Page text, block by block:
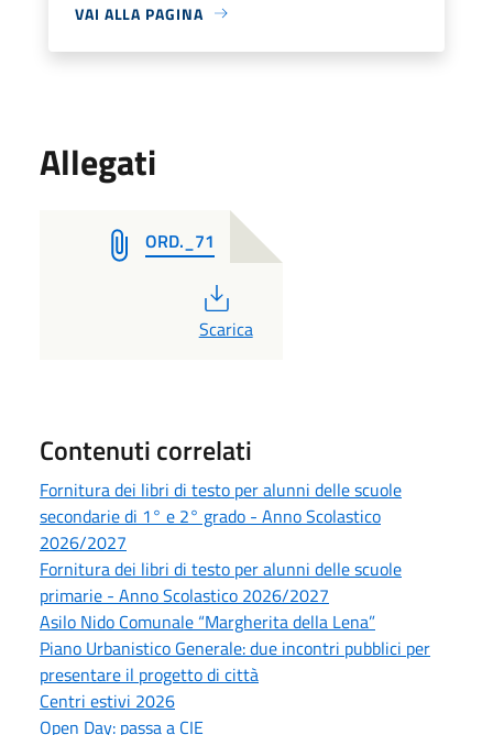
VAI ALLA PAGINA
Allegati
ORD._71
PDF
Scarica
Contenuti correlati
Fornitura dei libri di testo per alunni delle scuole
secondarie di 1° e 2° grado - Anno Scolastico
2026/2027
Fornitura dei libri di testo per alunni delle scuole
primarie - Anno Scolastico 2026/2027
Asilo Nido Comunale “Margherita della Lena”
Piano Urbanistico Generale: due incontri pubblici per
presentare il progetto di città
Centri estivi 2026
Open Day: passa a CIE